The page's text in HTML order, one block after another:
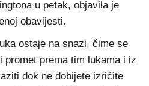
u petak, objavila je
obavijesti.
ostaje na snazi, čime se
promet prema tim lukama i iz
dok ne dobijete izričite